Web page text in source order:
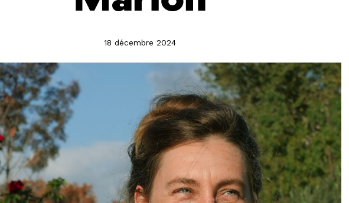
18 décembre 2024